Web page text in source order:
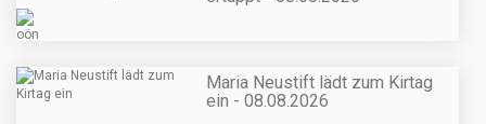
Maria Neustift lädt zum Kirtag
ein - 08.08.2026